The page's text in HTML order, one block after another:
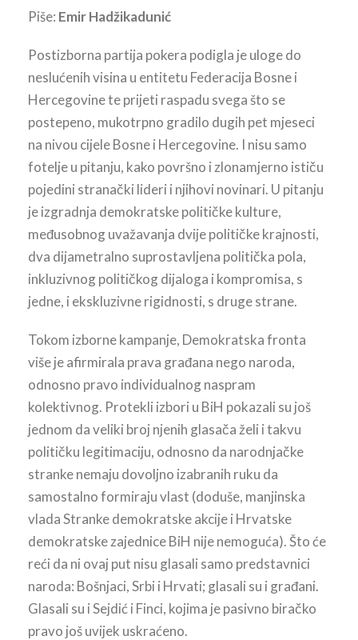
Piše: Emir Hadžikadunić
Postizborna partija pokera podigla je uloge do
neslućenih visina u entitetu Federacija Bosne i
Hercegovine te prijeti raspadu svega što se
postepeno, mukotrpno gradilo dugih pet mjeseci
na nivou cijele Bosne i Hercegovine. I nisu samo
fotelje u pitanju, kako površno i zlonamjerno ističu
pojedini stranački lideri i njihovi novinari. U pitanju
je izgradnja demokratske političke kulture,
međusobnog uvažavanja dvije političke krajnosti,
dva dijametralno suprostavljena politička pola,
inkluzivnog političkog dijaloga i kompromisa, s
jedne, i ekskluzivne rigidnosti, s druge strane.
Tokom izborne kampanje, Demokratska fronta
više je afirmirala prava građana nego naroda,
odnosno pravo individualnog naspram
kolektivnog. Protekli izbori u BiH pokazali su još
jednom da veliki broj njenih glasača želi i takvu
političku legitimaciju, odnosno da narodnjačke
stranke nemaju dovoljno izabranih ruku da
samostalno formiraju vlast (doduše, manjinska
vlada Stranke demokratske akcije i Hrvatske
demokratske zajednice BiH nije nemoguća). Što će
reći da ni ovaj put nisu glasali samo predstavnici
naroda: Bošnjaci, Srbi i Hrvati; glasali su i građani.
Glasali su i Sejdić i Finci, kojima je pasivno biračko
pravo još uvijek uskraćeno.